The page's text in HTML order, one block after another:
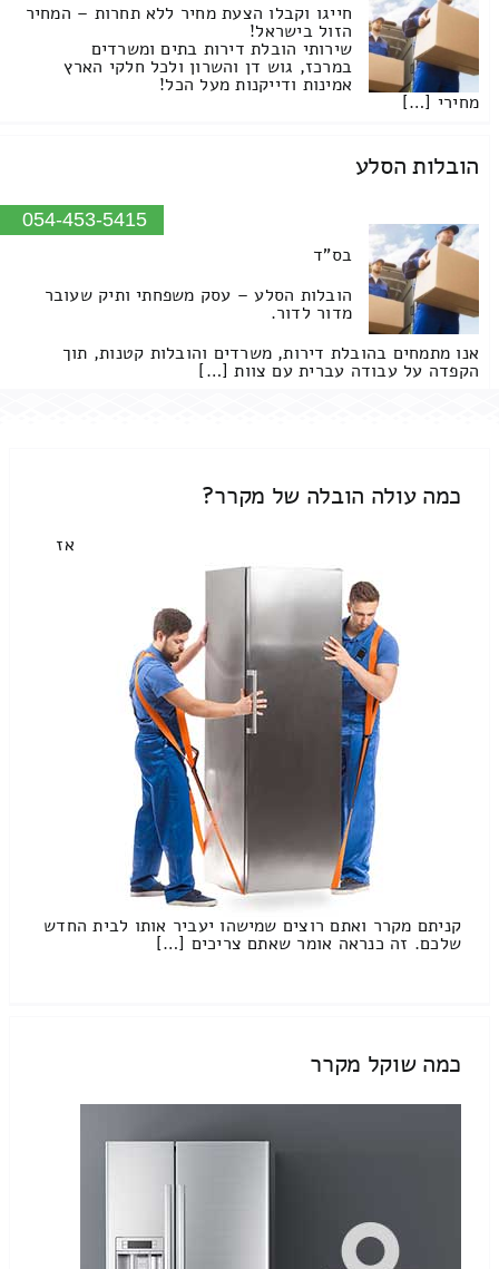
חייגו וקבלו הצעת מחיר ללא תחרות – המחיר
הזול בישראל!
שירותי הובלת דירות בתים ומשרדים
במרכז, גוש דן והשרון ולכל חלקי הארץ
אמינות ודייקנות מעל הכל!
מחירי […]
הובלות הסלע
054-453-5415
בס"ד
הובלות הסלע – עסק משפחתי ותיק שעובר
מדור לדור.
אנו מתמחים בהובלת דירות, משרדים והובלות קטנות, תוך
הקפדה על עבודה עברית עם צוות […]
כמה עולה הובלה של מקרר?
אז
קניתם מקרר ואתם רוצים שמישהו יעביר אותו לבית החדש
שלכם. זה כנראה אומר שאתם צריכים […]
כמה שוקל מקרר